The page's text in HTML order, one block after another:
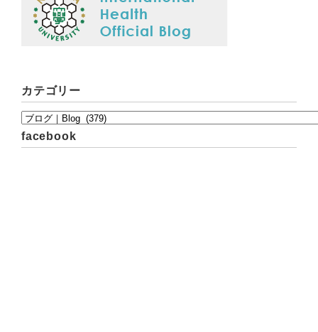
カテゴリー
facebook